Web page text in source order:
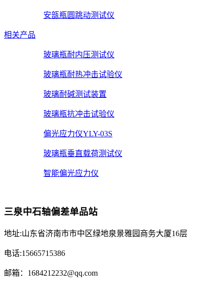
安瓿瓶圆跳动测试仪
相关产品
玻璃瓶耐内压测试仪
玻璃瓶耐热冲击试验仪
玻璃耐碱测试装置
玻璃瓶抗冲击试验仪
偏光应力仪YLY-03S
玻璃瓶垂直载荷测试仪
智能偏光应力仪
三泉中石轴偏差单品站
地址:山东省济南市市中区绿地泉景雅园商务大厦16层
电话:15665715386
邮箱：1684212232@qq.com